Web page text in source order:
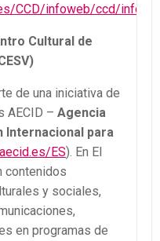
CCD/infoweb/ccd/info/
Cultural de
de una iniciativa de
AECID – Agencia
Internacional para
ES). En El
contenidos
y sociales,
en programas de